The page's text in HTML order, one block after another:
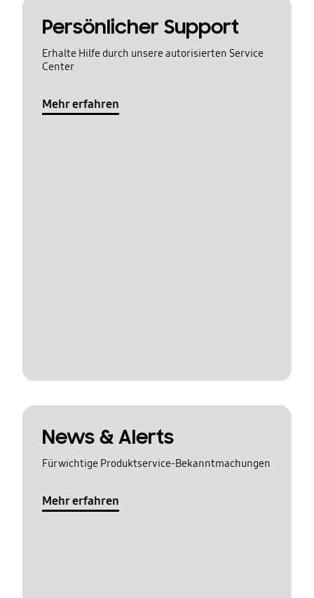
Persönlicher Support
Erhalte Hilfe durch unsere autorisierten Service
Center
Mehr erfahren
News & Alerts
Für wichtige Produktservice-Bekanntmachungen
Mehr erfahren